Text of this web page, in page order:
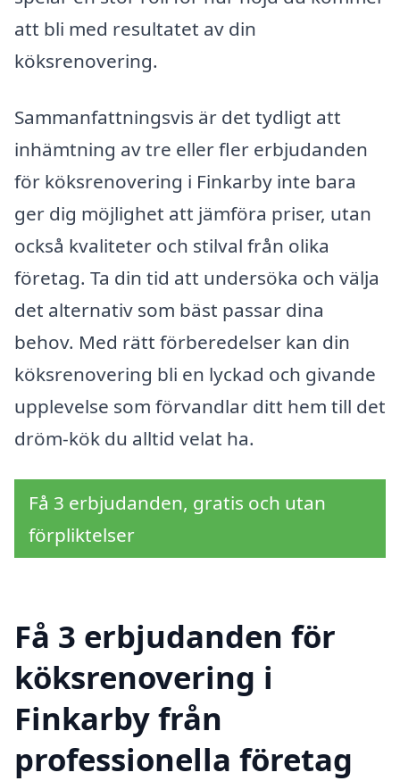
att bli med resultatet av din
köksrenovering.
Sammanfattningsvis är det tydligt att
inhämtning av tre eller fler erbjudanden
för köksrenovering i Finkarby inte bara
ger dig möjlighet att jämföra priser, utan
också kvaliteter och stilval från olika
företag. Ta din tid att undersöka och välja
det alternativ som bäst passar dina
behov. Med rätt förberedelser kan din
köksrenovering bli en lyckad och givande
upplevelse som förvandlar ditt hem till det
dröm-kök du alltid velat ha.
Få 3 erbjudanden, gratis och utan
förpliktelser
Få 3 erbjudanden för
köksrenovering i
Finkarby från
professionella företag